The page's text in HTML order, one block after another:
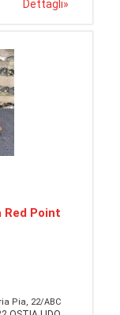
Dettagli»
Red Point
Pia, 22/ABC